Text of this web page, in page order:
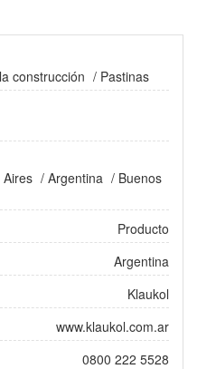
construcción / Pastinas
Aires / Argentina / Buenos
Producto
Argentina
Klaukol
www.klaukol.com.ar
0800 222 5528